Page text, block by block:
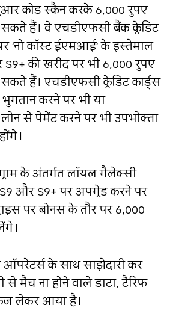
कोड स्कैन करके 6,000 रुपए
हैं। वे एचडीएफसी बैंक क्रेडिट
‘नो कॉस्ट ईएमआई’ के इस्तेमाल
की खरीद पर भी 6,000 रुपए
हैं। एचडीएफसी क्रेडिट कार्ड्स
करने पर भी या
से पेमेंट करने पर भी उपभोक्ता
के अंतर्गत लॉयल गैलेक्सी
और S9+ पर अपग्रेड करने पर
पर बोनस के तौर पर 6,000
के साथ साझेदारी कर
से मैच ना होने वाले डाटा, टैरिफ
लेकर आया है।